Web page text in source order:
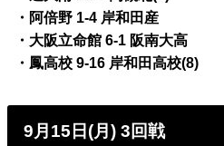
・阿倍野 1-4 岸和田産
・大阪立命館 6-1 阪南大高
・鳳高校 9-16 岸和田高校(8)
9月15日(月) 3回戦